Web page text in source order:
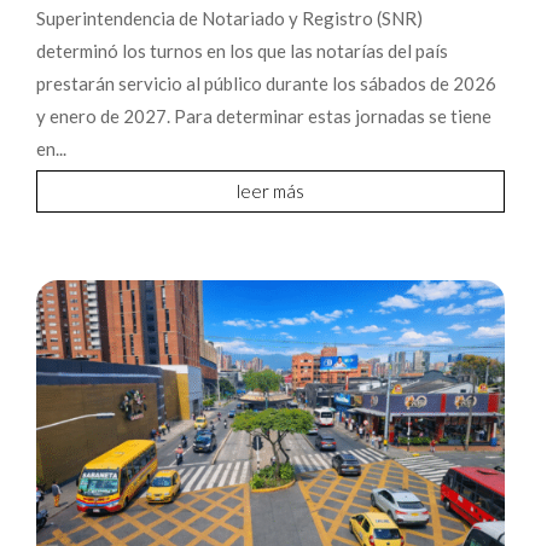
Superintendencia de Notariado y Registro (SNR)
determinó los turnos en los que las notarías del país
prestarán servicio al público durante los sábados de 2026
y enero de 2027. Para determinar estas jornadas se tiene
en...
leer más